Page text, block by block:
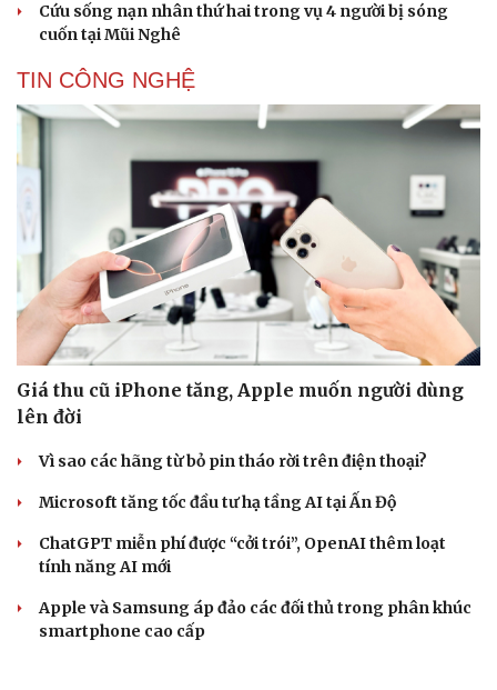
Cải chính
Cứu sống nạn nhân thứ hai trong vụ 4 người bị sóng
cuốn tại Mũi Nghê
TIN CÔNG NGHỆ
Giá thu cũ iPhone tăng, Apple muốn người dùng
lên đời
Vì sao các hãng từ bỏ pin tháo rời trên điện thoại?
Microsoft tăng tốc đầu tư hạ tầng AI tại Ấn Độ
ChatGPT miễn phí được “cởi trói”, OpenAI thêm loạt
tính năng AI mới
Apple và Samsung áp đảo các đối thủ trong phân khúc
smartphone cao cấp